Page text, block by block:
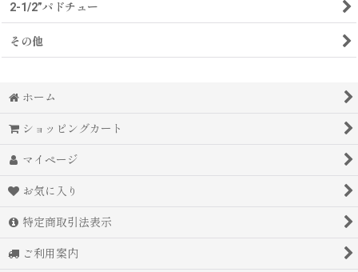
2-1/2”パドチュー
その他
ホーム
ショッピングカート
マイページ
お気に入り
特定商取引法表示
ご利用案内